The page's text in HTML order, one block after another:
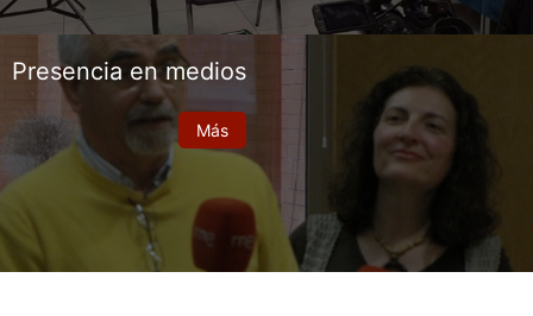
Presencia en medios
Más